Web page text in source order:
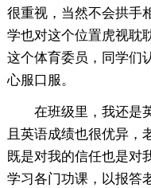
很重视，当然不会拱手
学也对这个位置虎视耽
这个体育委员，同学们
心服口服。
在班级里，我还是
且英语成绩也很优异，
既是对我的信任也是对
学习各门功课，以报答